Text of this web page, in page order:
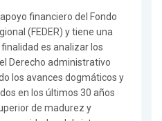
financiero del Fondo
(FEDER) y tiene una
es analizar los
Derecho administrativo
los avances dogmáticos y
en los últimos 30 años
de madurez y